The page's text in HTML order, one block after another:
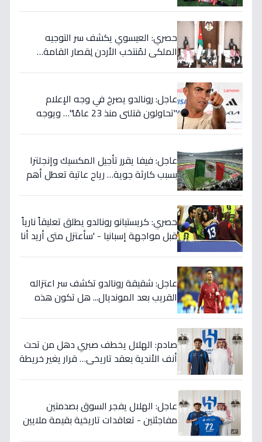
حصري: العيسوي يكشف سر التوجيه
الملكي لمُنتخب الأردن لِقصار القامة…
عاجل: رونالدو يصرخ في وجه الإعلام
"تحاولون قتلني منذ 23 عامًا"… ويوجه
عاجل: فيفا يقرر تأجيل المكسيك وإنجلترا
بسبب كارثة جوية… رياح عاتية تعطل أهم
حصري: كريستيانو رونالدو يطلق تعليقاً نارياً
قبل مواجهة إسبانيا - 'سأعتزل متى أريد أنا
عاجل: شقيقة رونالدو تكشف سر اعتزاله
القريب بعد المونديال... هل تكون هذه
صادم: الهلال يخطف صبري دهل من تحت
أنف الأندية بعقد تاريخي… قرار يغير خريطة
عاجل: الهلال يفجر السوق بصدمتين
مفاجئتين - تعاقدات تاريخية بقيمة ملايين